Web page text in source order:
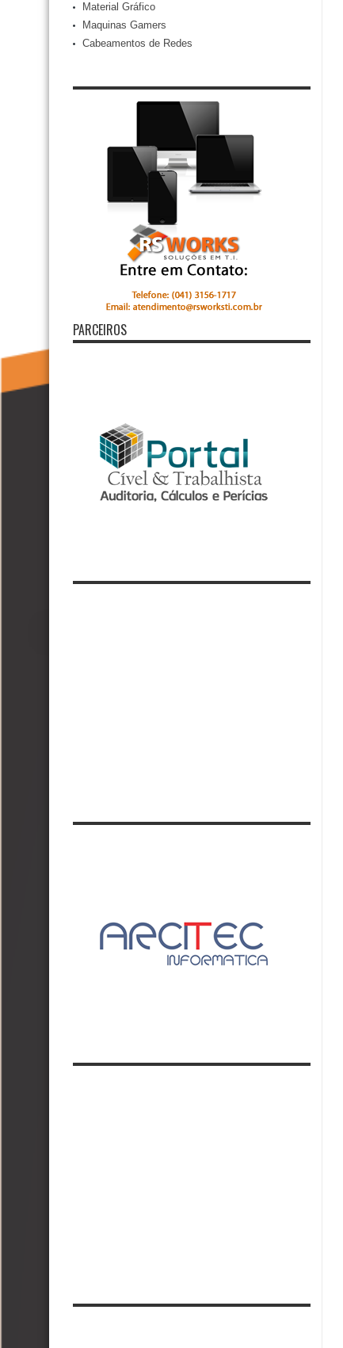
Material Gráfico
Maquinas Gamers
Cabeamentos de Redes
PARCEIROS